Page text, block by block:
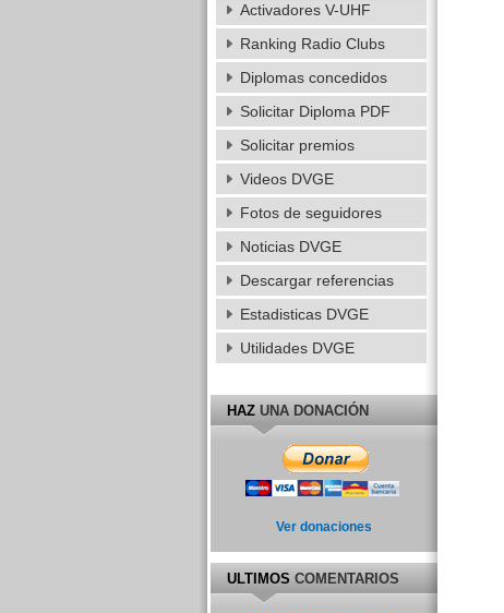
Activadores V-UHF
Ranking Radio Clubs
Diplomas concedidos
Solicitar Diploma PDF
Solicitar premios
Videos DVGE
Fotos de seguidores
Noticias DVGE
Descargar referencias
Estadisticas DVGE
Utilidades DVGE
HAZUNA DONACIÓN
Ver donaciones
ULTIMOSCOMENTARIOS